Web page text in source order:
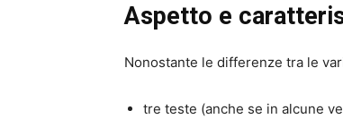
Aspetto e
Nonostante le differenze tra le
tre teste (anche se in alcune